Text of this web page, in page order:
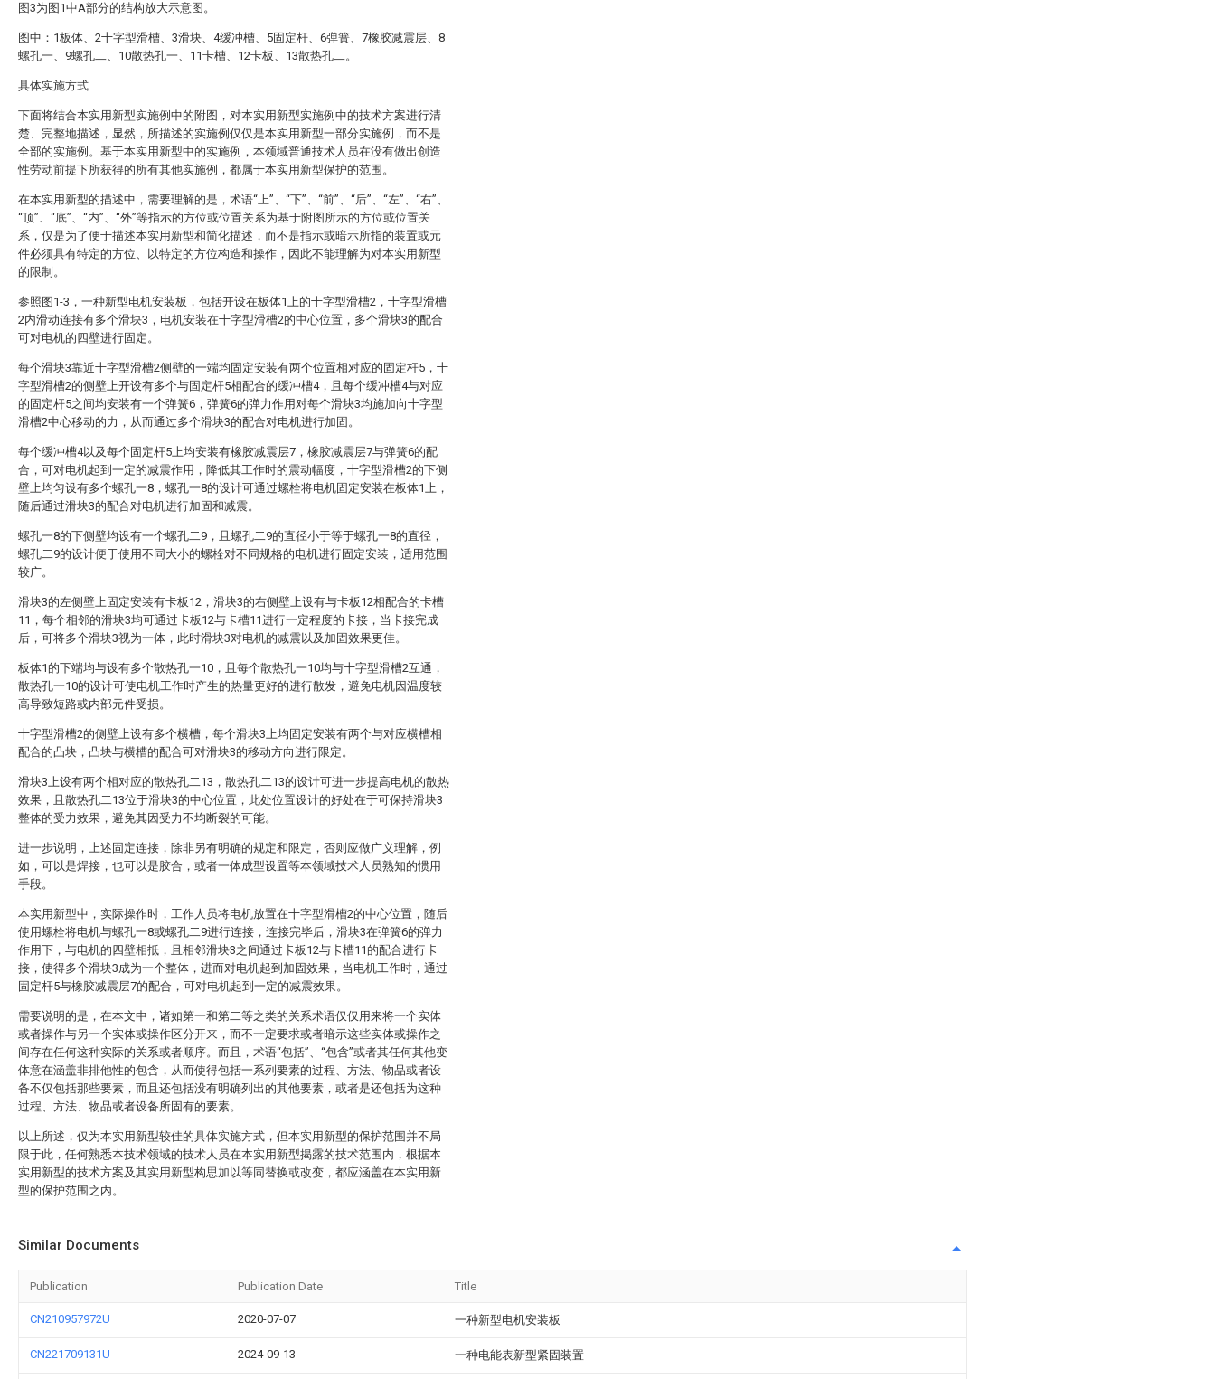
图3为图1中A部分的结构放大示意图。
图中：1板体、2十字型滑槽、3滑块、4缓冲槽、5固定杆、6弹簧、7橡胶减震层、8
螺孔一、9螺孔二、10散热孔一、11卡槽、12卡板、13散热孔二。
具体实施方式
下面将结合本实用新型实施例中的附图，对本实用新型实施例中的技术方案进行清
楚、完整地描述，显然，所描述的实施例仅仅是本实用新型一部分实施例，而不是
全部的实施例。基于本实用新型中的实施例，本领域普通技术人员在没有做出创造
性劳动前提下所获得的所有其他实施例，都属于本实用新型保护的范围。
在本实用新型的描述中，需要理解的是，术语“上”、“下”、“前”、“后”、“左”、“右”、
“顶”、“底”、“内”、“外”等指示的方位或位置关系为基于附图所示的方位或位置关
系，仅是为了便于描述本实用新型和简化描述，而不是指示或暗示所指的装置或元
件必须具有特定的方位、以特定的方位构造和操作，因此不能理解为对本实用新型
的限制。
参照图1-3，一种新型电机安装板，包括开设在板体1上的十字型滑槽2，十字型滑槽
2内滑动连接有多个滑块3，电机安装在十字型滑槽2的中心位置，多个滑块3的配合
可对电机的四壁进行固定。
每个滑块3靠近十字型滑槽2侧壁的一端均固定安装有两个位置相对应的固定杆5，十
字型滑槽2的侧壁上开设有多个与固定杆5相配合的缓冲槽4，且每个缓冲槽4与对应
的固定杆5之间均安装有一个弹簧6，弹簧6的弹力作用对每个滑块3均施加向十字型
滑槽2中心移动的力，从而通过多个滑块3的配合对电机进行加固。
每个缓冲槽4以及每个固定杆5上均安装有橡胶减震层7，橡胶减震层7与弹簧6的配
合，可对电机起到一定的减震作用，降低其工作时的震动幅度，十字型滑槽2的下侧
壁上均匀设有多个螺孔一8，螺孔一8的设计可通过螺栓将电机固定安装在板体1上，
随后通过滑块3的配合对电机进行加固和减震。
螺孔一8的下侧壁均设有一个螺孔二9，且螺孔二9的直径小于等于螺孔一8的直径，
螺孔二9的设计便于使用不同大小的螺栓对不同规格的电机进行固定安装，适用范围
较广。
滑块3的左侧壁上固定安装有卡板12，滑块3的右侧壁上设有与卡板12相配合的卡槽
11，每个相邻的滑块3均可通过卡板12与卡槽11进行一定程度的卡接，当卡接完成
后，可将多个滑块3视为一体，此时滑块3对电机的减震以及加固效果更佳。
板体1的下端均与设有多个散热孔一10，且每个散热孔一10均与十字型滑槽2互通，
散热孔一10的设计可使电机工作时产生的热量更好的进行散发，避免电机因温度较
高导致短路或内部元件受损。
十字型滑槽2的侧壁上设有多个横槽，每个滑块3上均固定安装有两个与对应横槽相
配合的凸块，凸块与横槽的配合可对滑块3的移动方向进行限定。
滑块3上设有两个相对应的散热孔二13，散热孔二13的设计可进一步提高电机的散热
效果，且散热孔二13位于滑块3的中心位置，此处位置设计的好处在于可保持滑块3
整体的受力效果，避免其因受力不均断裂的可能。
进一步说明，上述固定连接，除非另有明确的规定和限定，否则应做广义理解，例
如，可以是焊接，也可以是胶合，或者一体成型设置等本领域技术人员熟知的惯用
手段。
本实用新型中，实际操作时，工作人员将电机放置在十字型滑槽2的中心位置，随后
使用螺栓将电机与螺孔一8或螺孔二9进行连接，连接完毕后，滑块3在弹簧6的弹力
作用下，与电机的四壁相抵，且相邻滑块3之间通过卡板12与卡槽11的配合进行卡
接，使得多个滑块3成为一个整体，进而对电机起到加固效果，当电机工作时，通过
固定杆5与橡胶减震层7的配合，可对电机起到一定的减震效果。
需要说明的是，在本文中，诸如第一和第二等之类的关系术语仅仅用来将一个实体
或者操作与另一个实体或操作区分开来，而不一定要求或者暗示这些实体或操作之
间存在任何这种实际的关系或者顺序。而且，术语“包括”、“包含”或者其任何其他变
体意在涵盖非排他性的包含，从而使得包括一系列要素的过程、方法、物品或者设
备不仅包括那些要素，而且还包括没有明确列出的其他要素，或者是还包括为这种
过程、方法、物品或者设备所固有的要素。
以上所述，仅为本实用新型较佳的具体实施方式，但本实用新型的保护范围并不局
限于此，任何熟悉本技术领域的技术人员在本实用新型揭露的技术范围内，根据本
实用新型的技术方案及其实用新型构思加以等同替换或改变，都应涵盖在本实用新
型的保护范围之内。
Similar Documents
Publication Publication Date Title
CN210957972U 2020-07-07 一种新型电机安装板
CN221709131U 2024-09-13 一种电能表新型紧固装置